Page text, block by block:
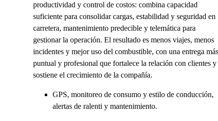
productividad y control de costos: combina capacidad
suficiente para consolidar cargas, estabilidad y seguridad en
carretera, mantenimiento predecible y telemática para
gestionar la operación. El resultado es menos viajes, menos
incidentes y mejor uso del combustible, con una entrega más
puntual y profesional que fortalece la relación con clientes y
sostiene el crecimiento de la compañía.
GPS, monitoreo de consumo y estilo de conducción,
alertas de ralenti y mantenimiento.